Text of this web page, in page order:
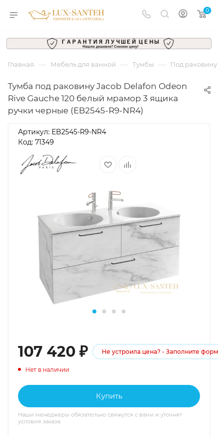
0
Главная — Мебель для ванной — Тумбы — Под раковину
Тумба под раковину Jacob Delafon Odeon
Rive Gauche 120 белый мрамор 3 ящика
ручки черные (EB2545-R9-NR4)
Артикул: EB2545-R9-NR4
Код: 71349
107 420 ₽ Не устроила цена? - Заполните
Нет в наличии
Купить
Наши менеджеры обязательно свяжутся с вами и уточнят
условия заказа